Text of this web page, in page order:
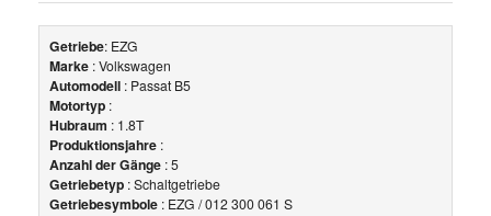
Getriebe: EZG
Marke : Volkswagen
Automodell : Passat B5
Motortyp :
Hubraum : 1.8T
Produktionsjahre :
Anzahl der Gänge : 5
Getriebetyp : Schaltgetriebe
Getriebesymbole : EZG / 012 300 061 S